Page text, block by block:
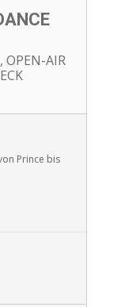
OPEN-AIR
Prince bis